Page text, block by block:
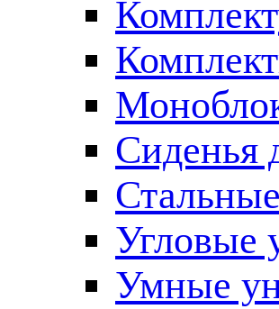
Сиденья
Угловые
Умные